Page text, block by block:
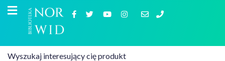
Wyszukaj interesujący cię produkt